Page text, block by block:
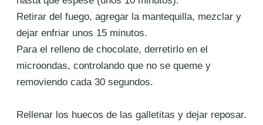
Retirar del fuego, agregar la mantequilla, mezclar y
dejar enfriar unos 15 minutos.
Para el relleno de chocolate, derretirlo en el
microondas, controlando que no se queme y
removiendo cada 30segundos.
Rellenar los huecos de las galletitas y dejar reposar.